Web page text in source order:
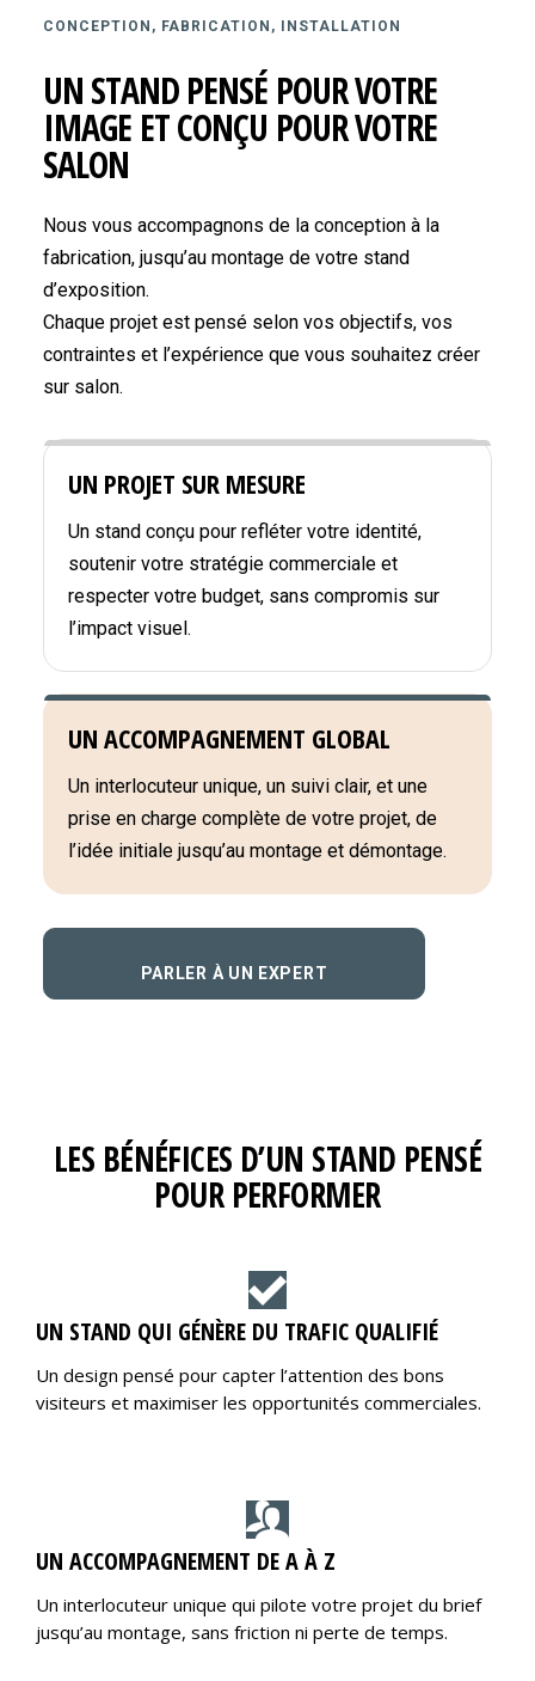
CONCEPTION, FABRICATION, INSTALLATION
UN STAND PENSÉ POUR VOTRE
IMAGE ET CONÇU POUR VOTRE
SALON
Nous vous accompagnons de la conception à la
fabrication, jusqu’au montage de votre stand
d’exposition.
Chaque projet est pensé selon vos objectifs, vos
contraintes et l’expérience que vous souhaitez créer
sur salon.
UN PROJET SUR MESURE
Un stand conçu pour refléter votre identité,
soutenir votre stratégie commerciale et
respecter votre budget, sans compromis sur
l’impact visuel.
UN ACCOMPAGNEMENT GLOBAL
Un interlocuteur unique, un suivi clair, et une
prise en charge complète de votre projet, de
l’idée initiale jusqu’au montage et démontage.
PARLER À UN EXPERT
LES BÉNÉFICES D’UN STAND PENSÉ
POUR PERFORMER
UN STAND QUI GÉNÈRE DU TRAFIC QUALIFIÉ
Un design pensé pour capter l’attention des bons
visiteurs et maximiser les opportunités commerciales.
UN ACCOMPAGNEMENT DE A À Z
Un interlocuteur unique qui pilote votre projet du brief
jusqu’au montage, sans friction ni perte de temps.